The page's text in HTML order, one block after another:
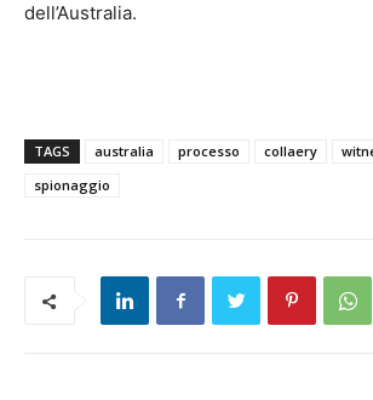
dell’Australia.
TAGS australia processo collaery
spionaggio